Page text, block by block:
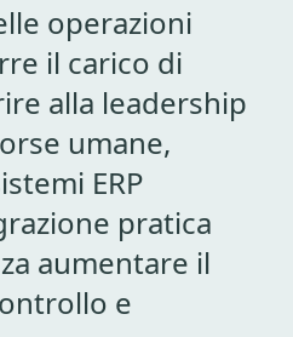
operazioni
il carico di
alla leadership
umane,
ERP
pratica
aumentare il
e